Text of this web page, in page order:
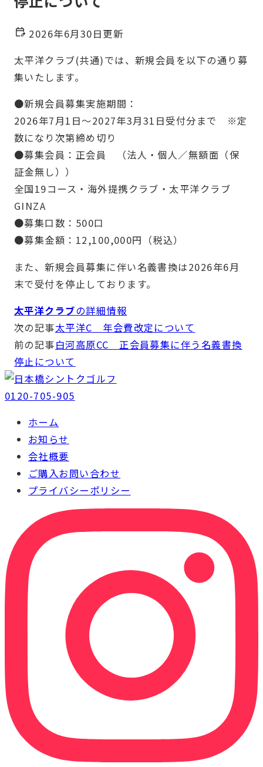
2026年6月30日更新
太平洋クラブ(共通)では、新規会員を以下の通り募
集いたします。
●新規会員募集実施期間：
2026年7月1日～2027年3月31日受付分まで ※定
数になり次第締め切り
●募集会員：正会員 （法人・個人／無額面（保
証金無し））
全国19コース・海外提携クラブ・太平洋クラブ
GINZA
●募集口数：500口
●募集金額：12,100,000円（税込）
また、新規会員募集に伴い名義書換は2026年6月
末で受付を停止しております。
太平洋クラブの詳細情報
次の記事太平洋C 年会費改定について
前の記事白河高原CC 正会員募集に伴う名義書換
停止について
0120-705-905
ホーム
お知らせ
会社概要
ご購入お問い合わせ
プライバシーポリシー